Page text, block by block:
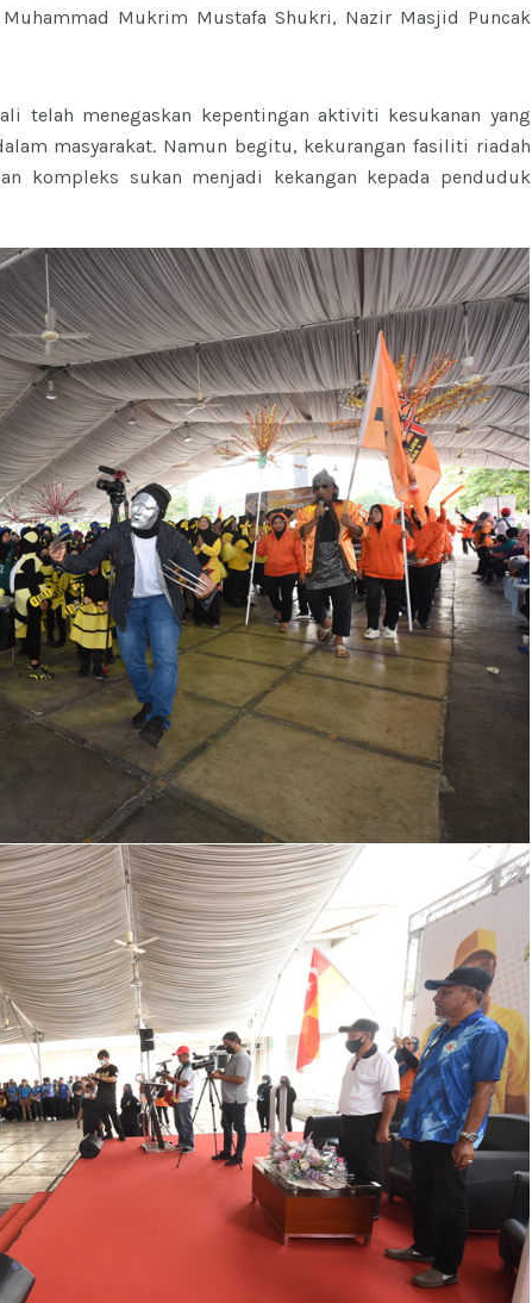
Muhammad Mukrim Mustafa Shukri, Nazir Masjid Puncak
telah menegaskan kepentingan aktiviti kesukanan yang
masyarakat. Namun begitu, kekurangan fasiliti riadah
kompleks sukan menjadi kekangan kepada penduduk